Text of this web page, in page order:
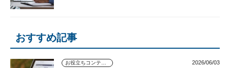
おすすめ記事
お役立ちコンテンツ 2026/06/03